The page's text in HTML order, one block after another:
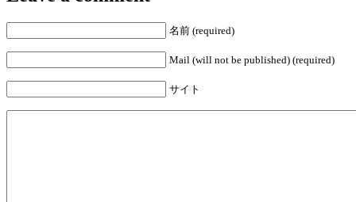
名前 (required)
Mail (will not be published) (required)
サイト